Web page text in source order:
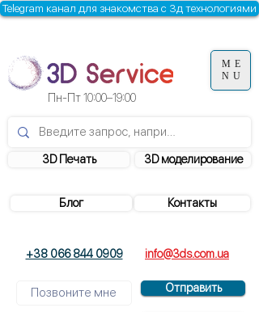
3D моделирование
Контакты
3D Печать
+38 066 844 0909 info@3ds.com.ua
Отправить
Блог
Пн-Пт10:00–19:00
Telegram канал для знакомства с 3д технологиями
ME
NU